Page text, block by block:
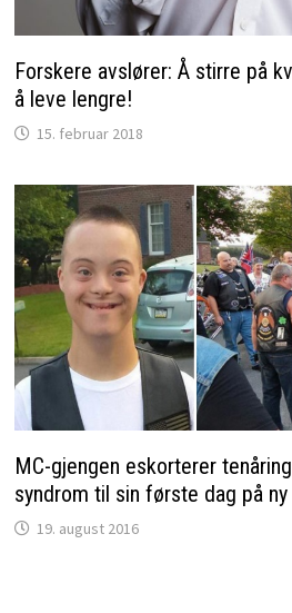
Forskere avslører: Å stirre på
å leve lengre!
15. februar 2018
MC-gjengen eskorterer
syndrom til sin første dag på
19. august 2016